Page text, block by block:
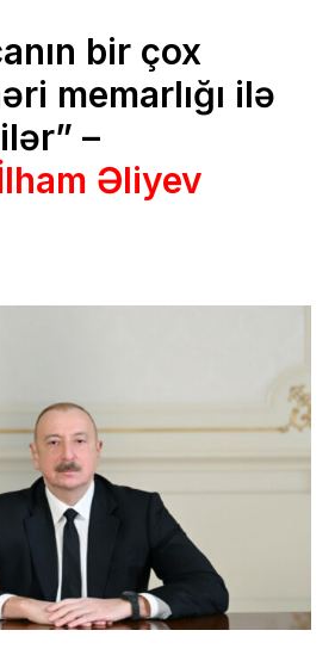
bir çox
memarlığı ilə
–
ƏIiyev